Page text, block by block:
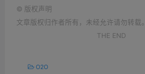
© 版权声明
文章版权归作者所有，未经允许请勿转载。
THE END
O2O